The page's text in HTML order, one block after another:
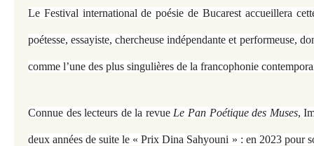
Le Festival international de poésie de Bucarest accueillera
poétesse, essayiste, chercheuse indépendante et performeuse,
comme l’une des plus singulières de la francophonie
Connue des lecteurs de la revue Le Pan Poétique des Muses,
deux années de suite le « Prix Dina Sahyouni » : en 2023 pour